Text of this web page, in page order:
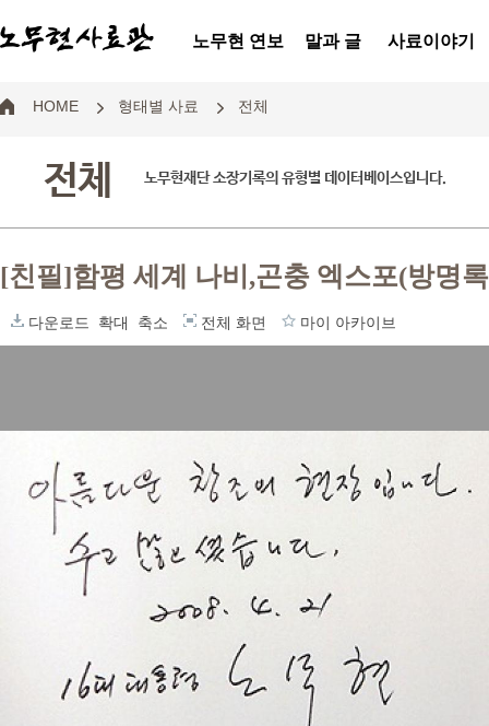
노무현 연보 말과 글 사료이야기
HOME 형태별 사료 전체
전체 노무현재단 소장기록의 유형별 데이터베이스입니다.
[친필]함평 세계 나비,곤충 엑스포(방명
다운로드 확대 축소 전체 화면 마이 아카이브